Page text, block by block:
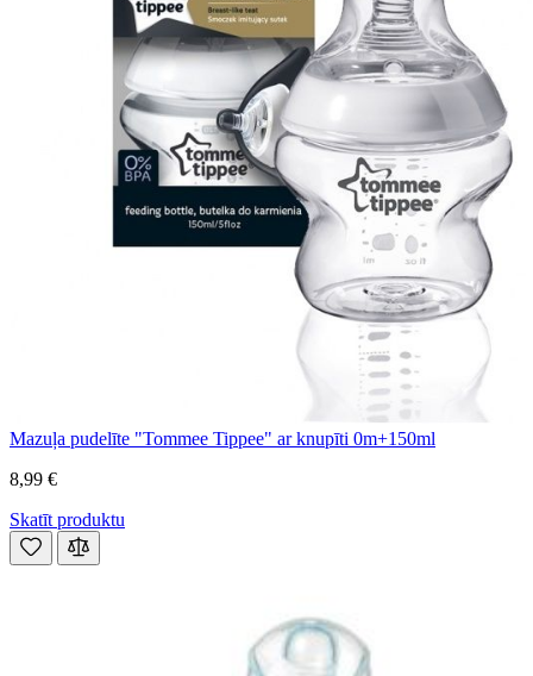
Mazuļa pudelīte "Tommee Tippee" ar knupīti 0m+150ml
8,99 €
Skatīt produktu